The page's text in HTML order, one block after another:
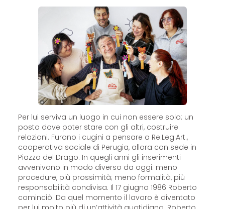
Per lui serviva un luogo in cui non essere solo: un
posto dove poter stare con gli altri, costruire
relazioni. Furono i cugini a pensare a Re.Leg.Art.,
cooperativa sociale di Perugia, allora con sede in
Piazza del Drago. In quegli anni gli inserimenti
avvenivano in modo diverso da oggi: meno
procedure, più prossimità; meno formalità, più
responsabilità condivisa. Il 17 giugno 1986 Roberto
cominciò. Da quel momento il lavoro è diventato